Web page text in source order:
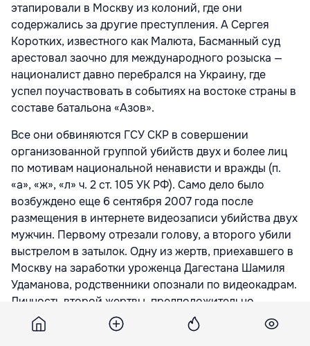
этапировали в Москву из колоний, где они
содержались за другие преступления. А Сергея
Коротких, известного как Малюта, Басманный суд
арестовал заочно для международного розыска —
националист давно перебрался на Украину, где
успел поучаствовать в событиях на востоке страны в
составе батальона «Азов».
Все они обвиняются ГСУ СКР в совершении
организованной группой убийств двух и более лиц
по мотивам национальной ненависти и вражды (п.
«а», «ж», «л» ч. 2 ст. 105 УК РФ). Само дело было
возбуждено еще 6 сентября 2007 года после
размещения в интернете видеозаписи убийства двух
мужчин. Первому отрезали голову, а второго убили
выстрелом в затылок. Одну из жертв, приехавшего в
Москву на заработки уроженца Дагестана Шамиля
Удаманова, родственники опознали по видеокадрам.
Личность второй жертвы, предположительно,
выходца из Средней Азии, так и не была
установлена. В 2017 году расследование уголовного